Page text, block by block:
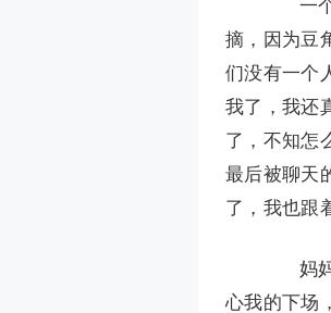
一个
摘，因为豆
们没有一个
我了，我还
了，不知怎
最后被聊天
了，我也跟
妈妈
心我的下场